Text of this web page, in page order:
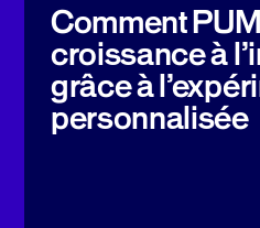
Comment
croissance à
grâce à
personnalisée